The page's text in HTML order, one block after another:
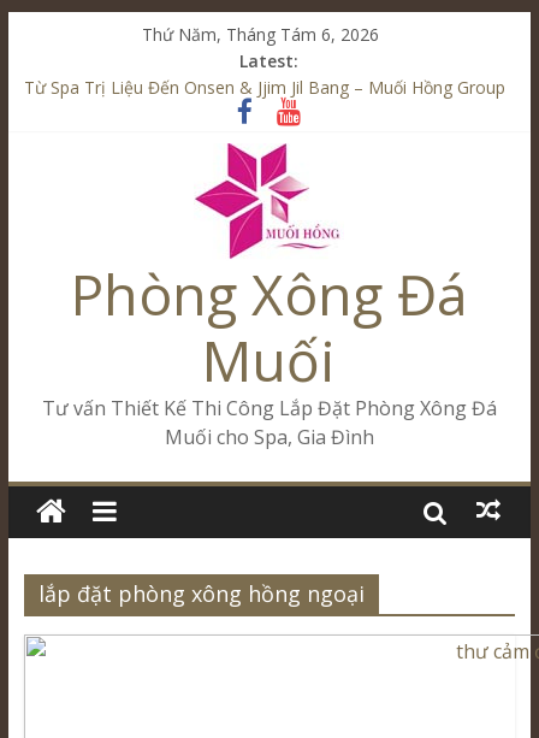
Thứ Năm, Tháng Tám 6, 2026
Latest:
Từ Spa Trị Liệu Đến Onsen & Jjim Jil Bang – Muối Hồng Group
Kết Hợp Onsen & Jjim Jil Bang Trong Mô Hình Spa – Muối
Cham Riverside Onsen & Jjim Jil Bang Đà Nẵng Muối Hồng
Spa Jjim Jil Bang Kết Hợp Onsen – Kinh Doanh Chuẩn Sao –
Tăng Doanh Số Kinh Doanh Lắp Đặt Onsen & Jjim Jil Bang –
Muối Hồng Group
Phòng Xông Đá
Muối
Tư vấn Thiết Kế Thi Công Lắp Đặt Phòng Xông Đá
Muối cho Spa, Gia Đình
lắp đặt phòng xông hồng ngoại